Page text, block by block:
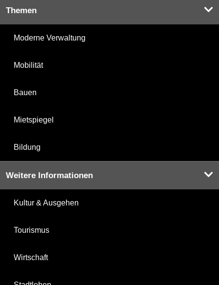
Themen
Moderne Verwaltung
Mobilität
Bauen
Mietspiegel
Bildung
Weitere Informationen
Kultur & Ausgehen
Tourismus
Wirtschaft